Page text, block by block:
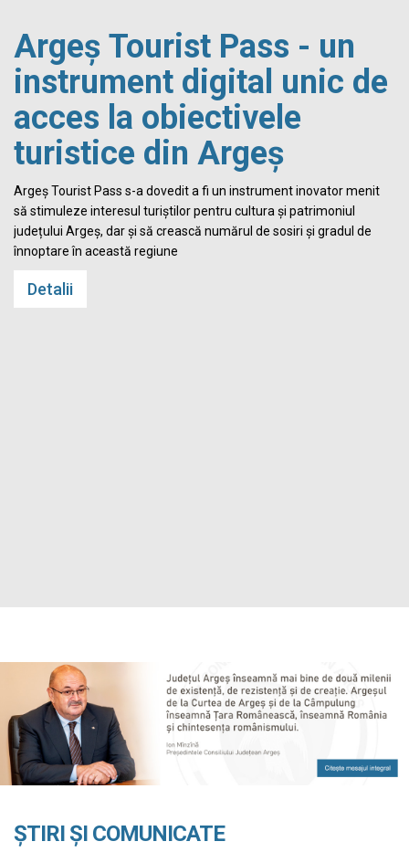
Argeș Tourist Pass - un
instrument digital unic de
acces la obiectivele
turistice din Argeș
Argeș Tourist Pass s-a dovedit a fi un instrument inovator menit
să stimuleze interesul turiștilor pentru cultura și patrimoniul
județului Argeș, dar și să crească numărul de sosiri și gradul de
înnoptare în această regiune
Detalii
ȘTIRI ȘI COMUNICATE